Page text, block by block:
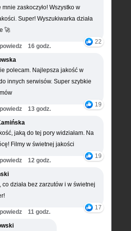
mnie zaskoczyło! Wszystko w
Super! Wyszukiwarka działa
🚀
22
16 godz.
polecam. Najlepsza jakość w
innych serwisów. Super szybkie
19
13 godz.
jaką do tej pory widziałam. Na
Filmy w świetnej jakości
19
12 godz.
co działa bez zarzutów i w świetnej
17
11 godz.